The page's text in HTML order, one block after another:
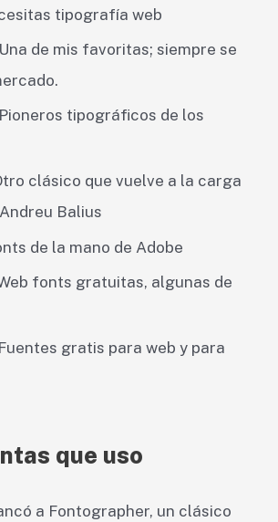
tipografía web
Una de mis favoritas; siempre se
Pioneros tipográficos de los
clásico que vuelve a la carga
Balius
de la mano de Adobe
fonts gratuitas, algunas de
Fuentes gratis para web y para
que uso
a Fontographer, un clásico